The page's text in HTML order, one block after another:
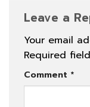
Leave a
Your email
Required
Comment *